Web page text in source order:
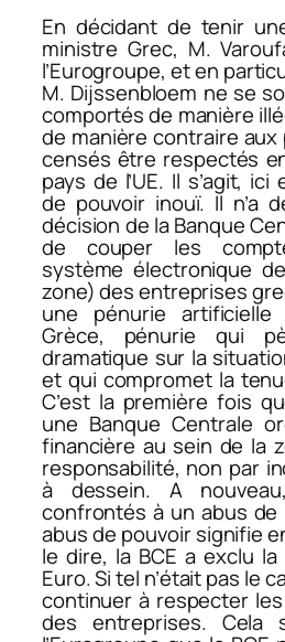
En décidant de tenir
ministre Grec, M.
l’Eurogroupe, et en
M. Dijssenbloem ne se
comportés de manière
de manière contraire
censés être respectés
pays de l’UE. Il s’agit, ici
de pouvoir inouï. Il n’a
décision de la Banque
de couper les
système électronique
zone) des entreprises
une pénurie
Grèce, pénurie qui
dramatique sur la
et qui compromet la
C’est la première fois
une Banque Centrale
financière au sein de la
responsabilité, non par
à dessein. A
confrontés à un abus de
abus de pouvoir signifie
le dire, la BCE a exclu
Euro. Si tel n’était pas le
continuer à respecter
des entreprises. Cela